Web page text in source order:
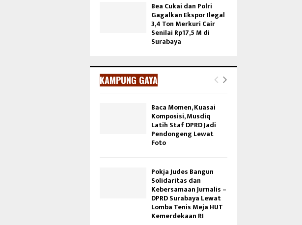
Bea Cukai dan Polri
Gagalkan Ekspor Ilegal
3,4 Ton Merkuri Cair
Senilai Rp17,5 M di
Surabaya
KAMPUNG GAYA
Baca Momen, Kuasai
Komposisi, Musdiq
Latih Staf DPRD Jadi
Pendongeng Lewat
Foto
Pokja Judes Bangun
Solidaritas dan
Kebersamaan Jurnalis –
DPRD Surabaya Lewat
Lomba Tenis Meja HUT
Kemerdekaan RI